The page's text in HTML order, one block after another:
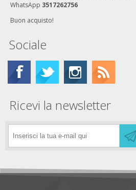
WhatsApp 3517262756
Buon acquisto!
Sociale
Ricevi la newsletter